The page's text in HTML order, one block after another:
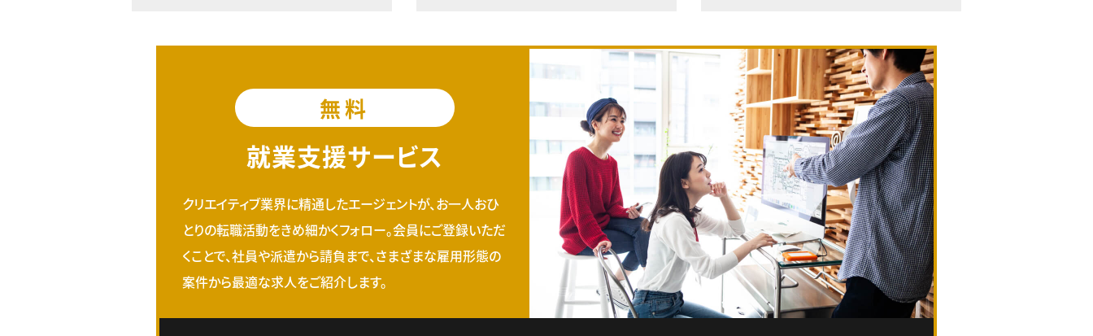
無料
就業支援サービス
クリエイティブ業界に精通したエージェントが、お一人おひ
とりの転職活動をきめ細かくフォロー。会員にご登録いただ
くことで、社員や派遣から請負まで、さまざまな雇用形態の
案件から最適な求人をご紹介します。